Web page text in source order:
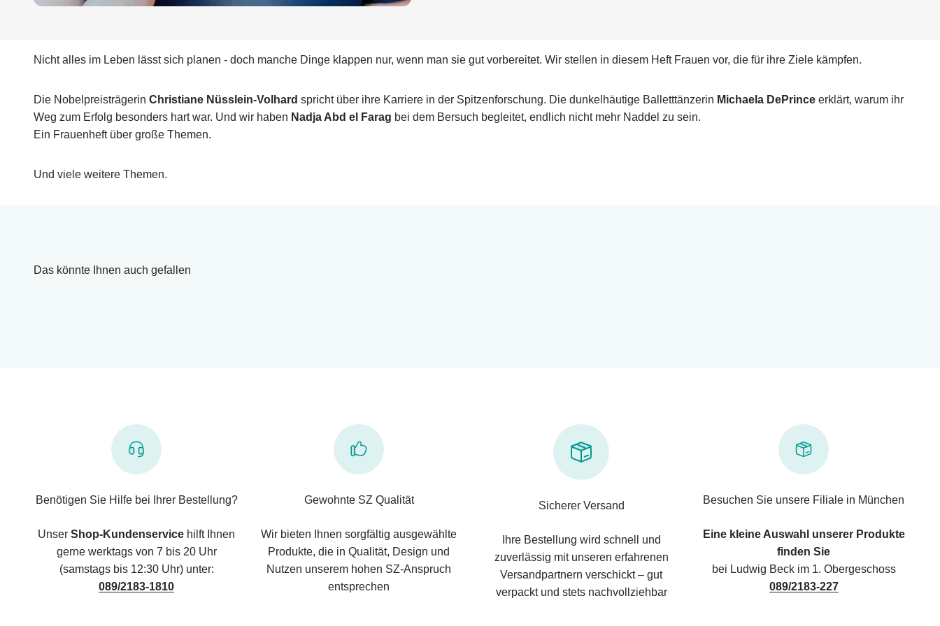
Nicht alles im Leben lässt sich planen - doch manche Dinge klappen nur, wenn man sie gut vorbereitet. Wir stellen in diesem Heft Frauen vor, die für ihre Ziele kämpfen.
Die Nobelpreisträgerin Christiane Nüsslein-Volhard spricht über ihre Karriere in der Spitzenforschung. Die dunkelhäutige Balletttänzerin Michaela DePrince erklärt, warum ihr
Weg zum Erfolg besonders hart war. Und wir haben Nadja Abd el Farag bei dem Bersuch begleitet, endlich nicht mehr Naddel zu sein.
Ein Frauenheft über große Themen.
Und viele weitere Themen.
Das könnte Ihnen auch gefallen
Benötigen Sie Hilfe bei Ihrer Bestellung?
Unser Shop-Kundenservice hilft Ihnen
gerne werktags von 7 bis 20 Uhr
(samstags bis 12:30 Uhr) unter:
089/2183-1810
Gewohnte SZ Qualität
Wir bieten Ihnen sorgfältig ausgewählte
Produkte, die in Qualität, Design und
Nutzen unserem hohen SZ-Anspruch
entsprechen
Sicherer Versand
Ihre Bestellung wird schnell und
zuverlässig mit unseren erfahrenen
Versandpartnern verschickt – gut
verpackt und stets nachvollziehbar
Besuchen Sie unsere Filiale in München
Eine kleine Auswahl unserer Produkte
finden Sie
bei Ludwig Beck im 1. Obergeschoss
089/2183-227